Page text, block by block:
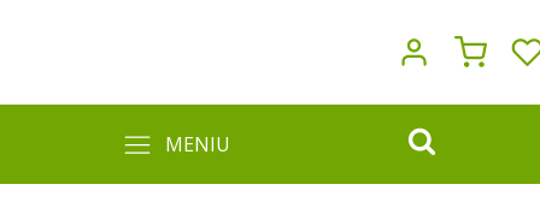
MENIU